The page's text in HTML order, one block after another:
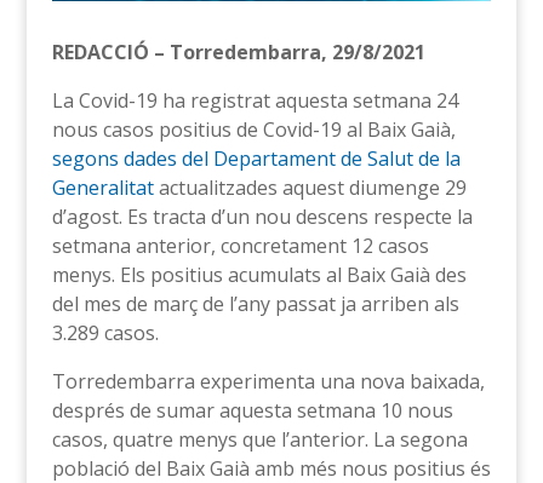
REDACCIÓ – Torredembarra, 29/8/2021
La Covid-19 ha registrat aquesta setmana 24
nous casos positius de Covid-19 al Baix Gaià,
segons dades del Departament de Salut de la
Generalitatactualitzades aquest diumenge 29
d’agost. Es tracta d’un nou descens respecte la
setmana anterior, concretament 12 casos
menys. Els positius acumulats al Baix Gaià des
del mes de març de l’any passat ja arriben als
3.289 casos.
Torredembarra experimenta una nova baixada,
després de sumar aquesta setmana 10 nous
casos, quatre menys que l’anterior. La segona
població del Baix Gaià amb més nous positius és